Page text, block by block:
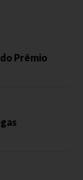
Prêmio